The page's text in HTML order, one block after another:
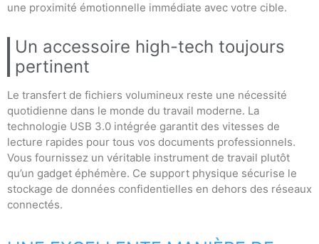
une proximité émotionnelle immédiate avec votre cible.
Un accessoire high-tech toujours
pertinent
Le transfert de fichiers volumineux reste une nécessité
quotidienne dans le monde du travail moderne. La
technologie USB 3.0 intégrée garantit des vitesses de
lecture rapides pour tous vos documents professionnels.
Vous fournissez un véritable instrument de travail plutôt
qu’un gadget éphémère. Ce support physique sécurise le
stockage de données confidentielles en dehors des réseaux
connectés.